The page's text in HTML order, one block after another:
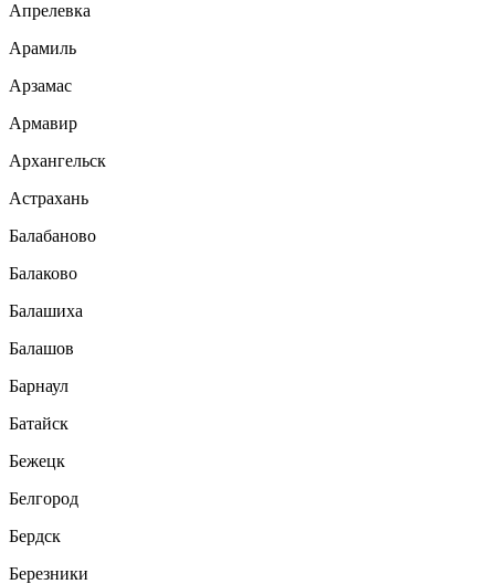
Апрелевка
Арамиль
Арзамас
Армавир
Архангельск
Астрахань
Балабаново
Балаково
Балашиха
Балашов
Барнаул
Батайск
Бежецк
Белгород
Бердск
Березники